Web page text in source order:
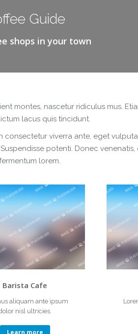
Guide
shops in your town
montes, nascetur ridiculus mus.
lacus quis tincidunt.
consectetur viverra ante, eget
potenti. Donec
lorem.
Barista Cafe
aliquam ante ipsum
nisl ultricies.
Learn more